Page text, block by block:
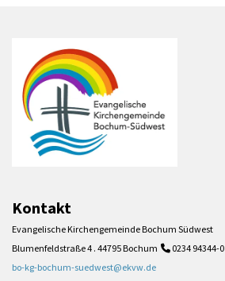
Kontakt
Evangelische Kirchengemeinde Bochum Südwest
Blumenfeldstraße 4 . 44795 Bochum  0234 94344-0
bo-kg-bochum-suedwest@ekvw.de